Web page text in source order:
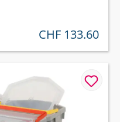
regulärer preis:
CHF 133.60